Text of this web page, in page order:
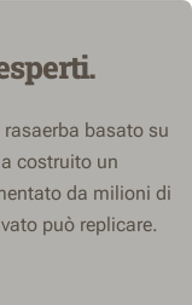
basato su
costruito un
da milioni di
può replicare.